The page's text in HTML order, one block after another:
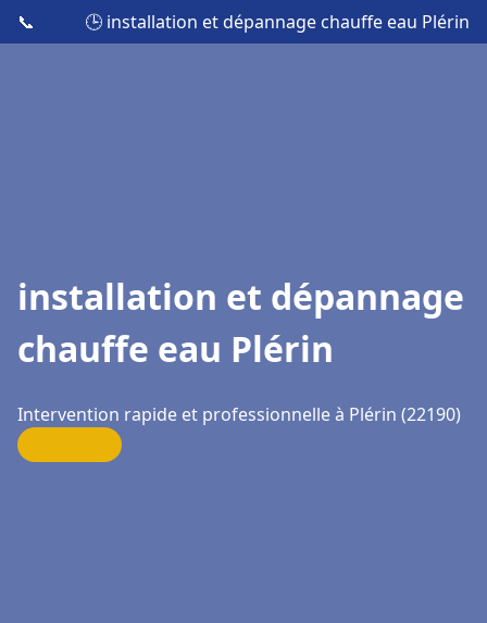
📞 🕒 installation et dépannage chauffe eau Plérin
installation et dépannage
chauffe eau Plérin
Intervention rapide et professionnelle à Plérin (22190)